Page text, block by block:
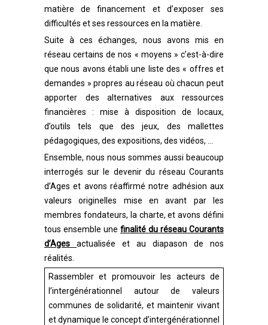
matière de financement et d’exposer ses
difficultés et ses ressources en la matière.
Suite à ces échanges, nous avons mis en
réseau certains de nos « moyens » c’est-à-dire
que nous avons établi une liste des « offres et
demandes » propres au réseau où chacun peut
apporter des alternatives aux ressources
financières : mise à disposition de locaux,
d’outils tels que des jeux, des mallettes
pédagogiques, des expositions, des vidéos, …
Ensemble, nous nous sommes aussi beaucoup
interrogés sur le devenir du réseau Courants
d’Ages et avons réaffirmé notre adhésion aux
valeurs originelles mise en avant par les
membres fondateurs, la charte, et avons défini
tous ensemble une finalité du réseau Courants
d’Ages actualisée et au diapason de nos
réalités.
Rassembler et promouvoir les acteurs de
l’intergénérationnel autour de valeurs
communes de solidarité, et maintenir vivant
et dynamique le concept d’intergénérationnel